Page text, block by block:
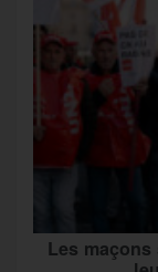
Les